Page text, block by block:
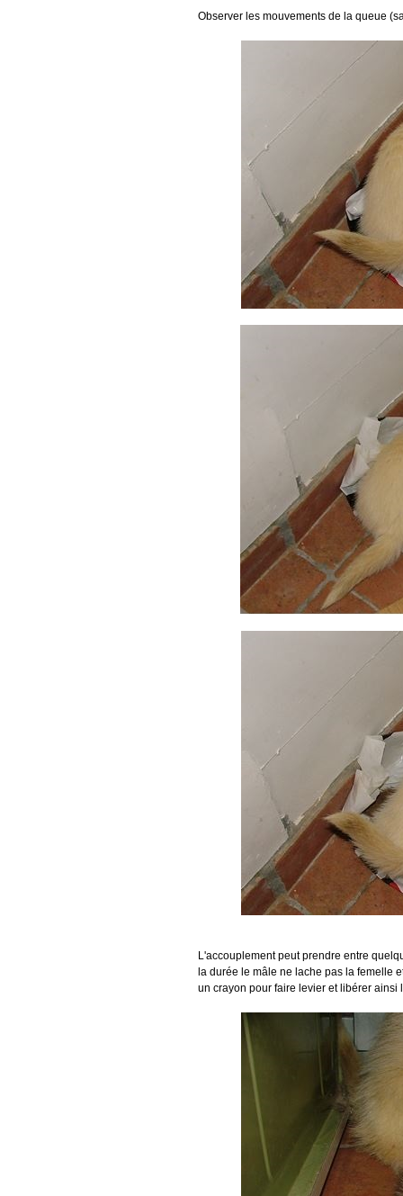
Observer les mouvements de la queue
L'accouplement peut prendre entre
la durée le mâle ne lache pas la femelle
un crayon pour faire levier et libérer ainsi